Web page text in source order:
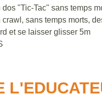
dos "Tic-Tac" sans temps
crawl, sans temps morts,
et se laisser glisser 5m